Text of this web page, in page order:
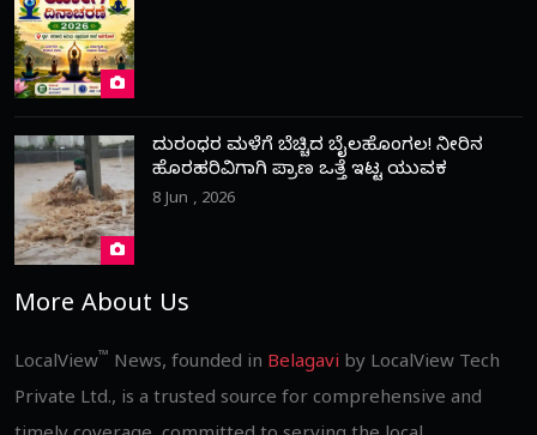
ದುರಂಧರ ಮಳೆಗೆ ಬೆಚ್ಚಿದ ಬೈಲಹೊಂಗಲ! ನೀರಿನ
ಹೊರಹರಿವಿಗಾಗಿ ಪ್ರಾಣ ಒತ್ತೆ ಇಟ್ಟ ಯುವಕ
8 Jun , 2026
More About Us
LocalView™ News, founded in Belagavi by LocalView Tech
Private Ltd., is a trusted source for comprehensive and